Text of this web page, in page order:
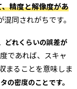
精度と解像度があ
同されがちです。
どれくらいの誤差が
であれば、スキャ
まることを意味しま
の密度のことです。